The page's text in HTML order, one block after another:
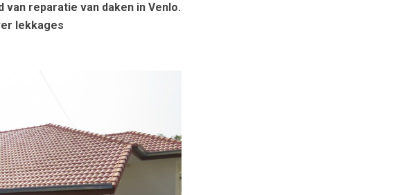
reparatie van daken in Venlo.
lekkages